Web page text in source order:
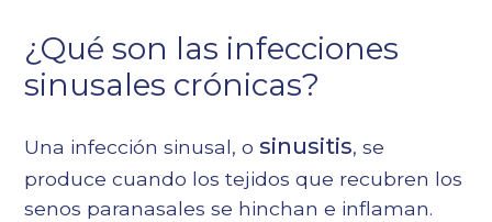
¿Qué son las infecciones
sinusales crónicas?
Una infección sinusal, osinusitis, se
produce cuando los tejidos que recubren los
senos paranasales se hinchan e inflaman.